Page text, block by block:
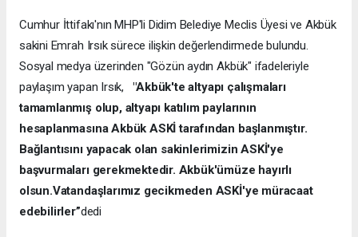
Cumhur İttifakı'nın MHP'li Didim Belediye Meclis Üyesi ve Akbük
sakini Emrah Irsık sürece ilişkin değerlendirmede bulundu.
Sosyal medya üzerinden "Gözün aydın Akbük" ifadeleriyle
paylaşım yapan Irsık,
"Akbük'te altyapı çalışmaları
tamamlanmış olup, altyapı katılım paylarının
hesaplanmasına Akbük ASKİ tarafından başlanmıştır.
Bağlantısını yapacak olan sakinlerimizin ASKİ'ye
başvurmaları gerekmektedir. Akbük'ümüze hayırlı
olsun.Vatandaşlarımız gecikmeden ASKİ'ye müracaat
edebilirler”dedi